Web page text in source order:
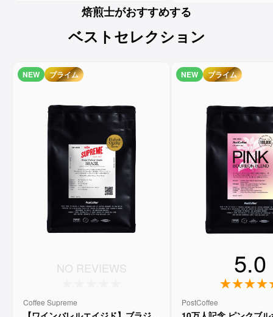
焙煎士がおすすめする
ベストセレクション
NEW プライム
NO REVIEWS
Coffee Supreme
NEW プライム
5.0
PostCoffee